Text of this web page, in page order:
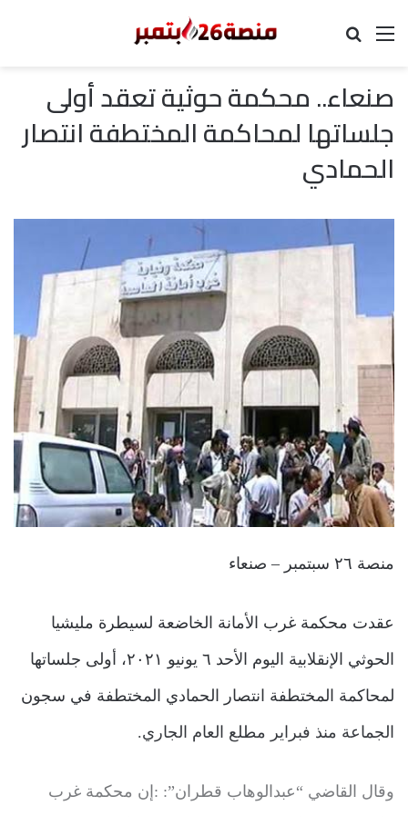
القائمة
صنعاء.. محكمة حوثية تعقد أولى
جلساتها لمحاكمة المختطفة انتصار
الحمادي
منصة ٢٦ سبتمبر – صنعاء
عقدت محكمة غرب الأمانة الخاضعة لسيطرة مليشيا
الحوثي الإنقلابية اليوم الأحد ٦ يونيو ٢٠٢١، أولى جلساتها
لمحاكمة المختطفة انتصار الحمادي المختطفة في سجون
الجماعة منذ فبراير مطلع العام الجاري.
وقال القاضي “عبدالوهاب قطران”: :إن محكمة غرب